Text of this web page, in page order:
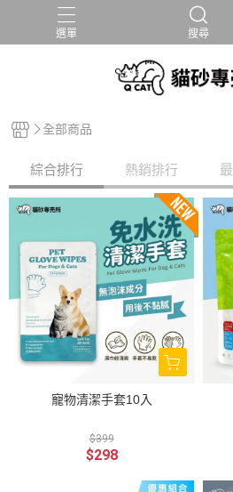
選單 搜尋
全部商品
綜合排行 熱銷排行
寵物清潔手套10入
$399
$298